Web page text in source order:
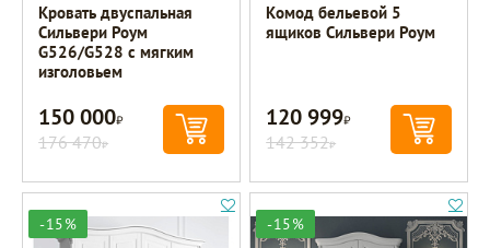
Кровать двуспальная
Сильвери Роум
G526/G528 с мягким
изголовьем
150 000Р
176 470Р
Комод бельевой 5
ящиков Сильвери Роум
120 999Р
142 352Р
-15% -15%